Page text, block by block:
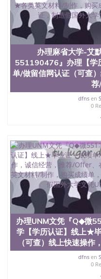
知书，雅思，留学回国
公司专业制作、办理、
教育部学历学位认证、
文凭、假文凭假毕业证
理、仿制学位证书、毕
证认证、留服认证、使
回国人员证明、留学生
位认证、留学生学历认
凭学历、美国文凭学历
学历、新西兰学历认证
551190476 圣何塞州立
University）圣何塞州立
University）圣何塞州立
University）成绩单圣何
State University）圣何
University）圣何塞州立
University）圣何塞州立
University）圣何塞州立
University）圣何塞州立
University）圣何塞州立
University）文凭圣何塞
State University）圣何
State University）圣何
State University）圣何
State University）圣 塞
State University）圣何
办理麻省大学-艾
551190476』办理【学
单/做留信网认证（可查
dfnsen
0
办理UNM文凭『Q◆微
学【学历认证】线上★
（可查）线上快速操
dfnsen
0